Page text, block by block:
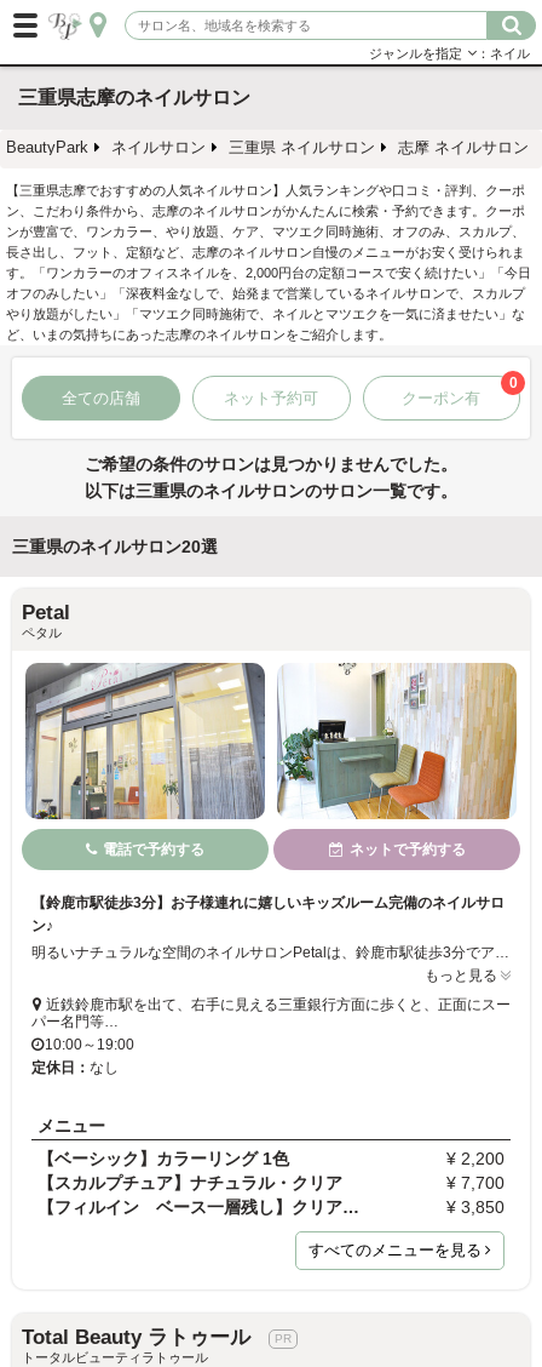
ジャンルを指定 ：ネイル
三重県志摩のネイルサロン
BeautyPark ネイルサロン 三重県 ネイルサロン 志摩 ネイルサロン
【三重県志摩でおすすめの人気ネイルサロン】人気ランキングや口コミ・評判、クーポ
ン、こだわり条件から、志摩のネイルサロンがかんたんに検索・予約できます。クーポ
ンが豊富で、ワンカラー、やり放題、ケア、マツエク同時施術、オフのみ、スカルプ、
長さ出し、フット、定額など、志摩のネイルサロン自慢のメニューがお安く受けられま
す。「ワンカラーのオフィスネイルを、2,000円台の定額コースで安く続けたい」「今日
オフのみしたい」「深夜料金なしで、始発まで営業しているネイルサロンで、スカルプ
やり放題がしたい」「マツエク同時施術で、ネイルとマツエクを一気に済ませたい」な
ど、いまの気持ちにあった志摩のネイルサロンをご紹介します。
全ての店舗 ネット予約可 クーポン有
0
ご希望の条件のサロンは見つかりませんでした。
以下は三重県のネイルサロンのサロン一覧です。
三重県のネイルサロン20選
Petal
ペタル
電話で予約する ネットで予約する
【鈴鹿市駅徒歩3分】お子様連れに嬉しいキッズルーム完備のネイルサロ
ン♪
明るいナチュラルな空間のネイルサロンPetalは、鈴鹿市駅徒歩3分でアクセス良好◎小さなお子様連れのママに嬉しい【キッズルーム完備♪】保育士が在籍しているので、安心して施術を受けられます☆ゆったりした施術ルームは、外からの目が気にならないように配慮されているので、リラックスしてネイルをお楽しみください♪広々とした個室もございます☆お客様一人一人のお爪の状態にあわせたネイルをご提案致します☆★
もっと見る
近鉄鈴鹿市駅を出て、右手に見える三重銀行方面に歩くと、正面にスー
パー名門等…
10:00～19:00
定休日： なし
メニュー
【ベーシック】カラーリング 1色
¥ 2,200
【スカルプチュア】ナチュラル・クリア
¥ 7,700
【フィルイン ベース一層残し】クリアジェル
¥ 3,850
すべてのメニューを見る
Total Beauty ラトゥール
トータルビューティラトゥール